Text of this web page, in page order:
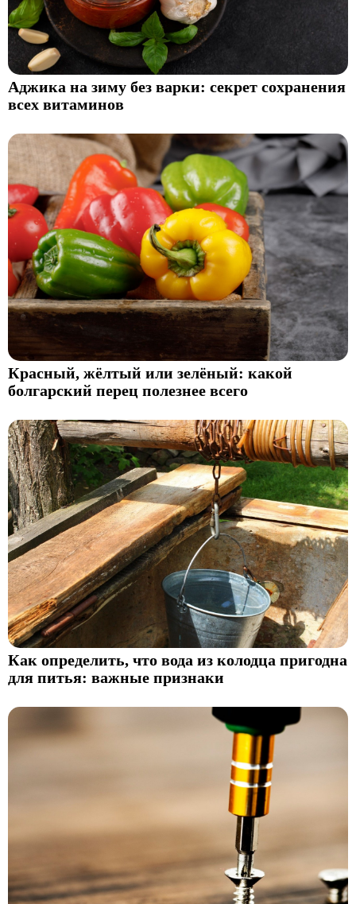
Аджика на зиму без варки: секрет сохранения
всех витаминов
Красный, жёлтый или зелёный: какой
болгарский перец полезнее всего
Как определить, что вода из колодца пригодна
для питья: важные признаки